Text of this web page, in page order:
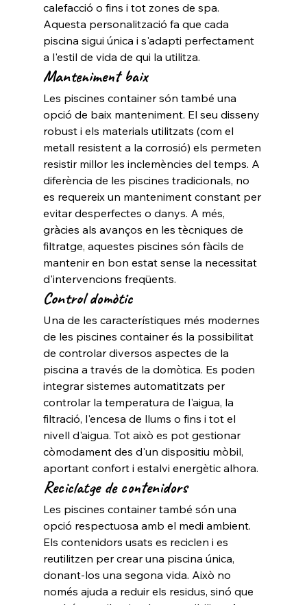
calefacció o fins i tot zones de spa.
Aquesta personalització fa que cada
piscina sigui única i s'adapti perfectament
a l'estil de vida de qui la utilitza.
Manteniment baix
Les piscines container són també una
opció de baix manteniment. El seu disseny
robust i els materials utilitzats (com el
metall resistent a la corrosió) els permeten
resistir millor les inclemències del temps. A
diferència de les piscines tradicionals, no
es requereix un manteniment constant per
evitar desperfectes o danys. A més,
gràcies als avanços en les tècniques de
filtratge, aquestes piscines són fàcils de
mantenir en bon estat sense la necessitat
d'intervencions freqüents.
Control domòtic
Una de les característiques més modernes
de les piscines container és la possibilitat
de controlar diversos aspectes de la
piscina a través de la domòtica. Es poden
integrar sistemes automatitzats per
controlar la temperatura de l'aigua, la
filtració, l'encesa de llums o fins i tot el
nivell d'aigua. Tot això es pot gestionar
còmodament des d'un dispositiu mòbil,
aportant confort i estalvi energètic alhora.
Reciclatge de contenidors
Les piscines container també són una
opció respectuosa amb el medi ambient.
Els contenidors usats es reciclen i es
reutilitzen per crear una piscina única,
donant-los una segona vida. Això no
només ajuda a reduir els residus, sinó que